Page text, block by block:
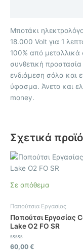
Μποτάκι
18.000 Volt για 1
100% από μεταλλικά
συνθετική
ενδιάμεση σόλα και
ύφασμα. Άνετο και
money.
Σχετικά
Σε απόθεμα
Παπούτσια Εργασίας
Παπούτσι Εργασίας
Lake O2 FO SR
Βαθμολογήθηκε
60,00 €
Αυτό
το
έχει
Οι